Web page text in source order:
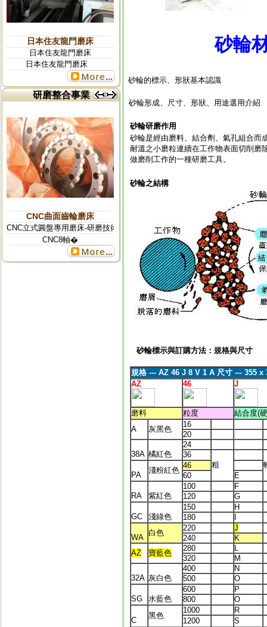
日本住友龍門磨床
日本住友龍門磨床
日本住友龍門磨床
更多...
研磨整合事業
CNC曲面齒輪磨床
CNC立式圓盤專用磨床-研磨技術整合
CNC8軸�
砂輪
砂輪的標示、形狀基本認識
砂輪形成、尺寸、形狀、用途選用介紹
砂輪研磨作用
砂輪是經由磨料、結合劑、氣孔組合而
耐溫之小磨粒連續在工作物表面切削磨
做磨削工作的一種研磨工具。
砂輪之結構
砂輪標示與訂購方法：規格與尺寸
規格 --- AZ 46 J 8 V 1 A 尺寸 --- 355 x
AZ
46 J
磨料 粒度
結合度(
A
灰黑色
16
20
38A 橘紅色
24
36
粗
PA
淺粉紅色
46
60
E
RA 紫紅色
100
F
120
G
GC 淺綠色
150
H
180
WA
白色
220
J
240
K
AZ
寶藍色
280
L
320
M
32A 灰白色
400
N
500
O
SG 水藍色
600
P
800
O
C
黑色
1000
R
1200
S